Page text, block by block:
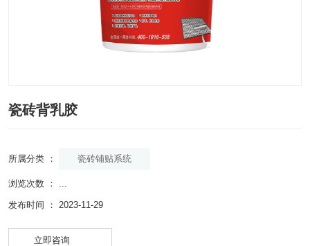
瓷砖背乳胶
所属分类 ： 瓷砖铺贴系统
浏览次数 ：
发布时间 ： 2023-11-29
立即咨询